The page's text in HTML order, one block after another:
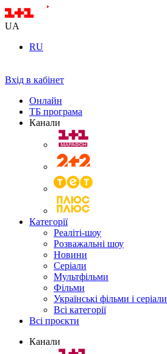
UA
RU
Вхід в кабінет
Онлайн
ТБ програма
Канали
Категорії
Реаліті-шоу
Розважальні шоу
Новини
Серіали
Мультфільми
Фільми
Українські фільми і серіали
Всі категорії
Всі проєкти
Канали